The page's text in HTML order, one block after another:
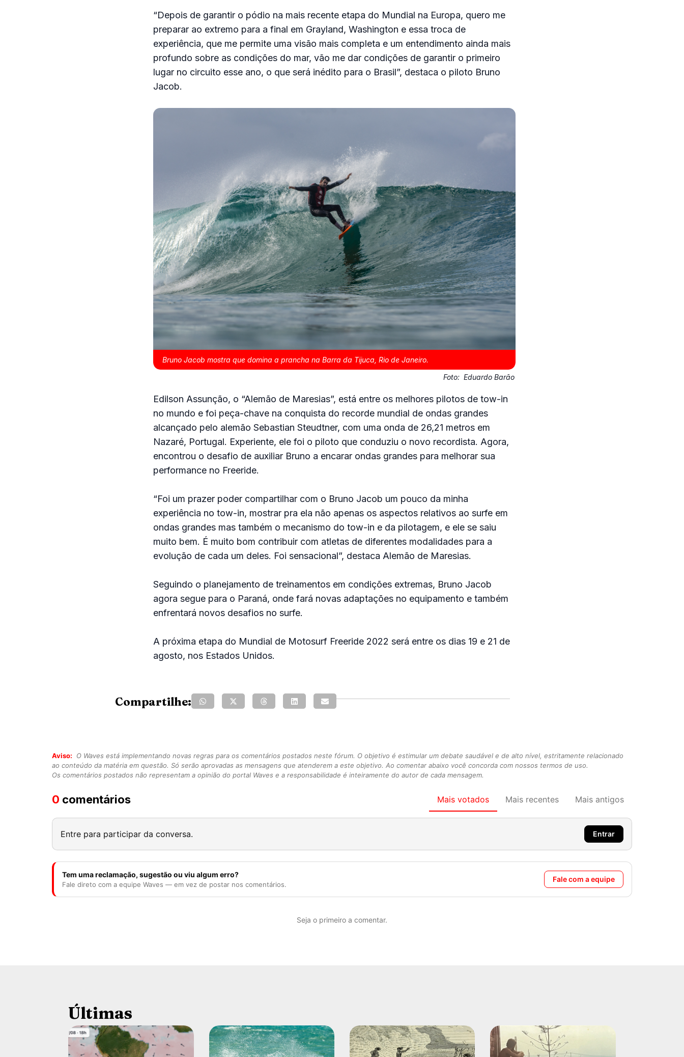
“Depois de garantir o pódio na mais recente etapa do Mundial na Europa, quero me
preparar ao extremo para a final em Grayland, Washington e essa troca de
experiência, que me permite uma visão mais completa e um entendimento ainda mais
profundo sobre as condições do mar, vão me dar condições de garantir o primeiro
lugar no circuito esse ano, o que será inédito para o Brasil”, destaca o piloto Bruno
Jacob.
Bruno Jacob mostra que domina a prancha na Barra da Tijuca, Rio de Janeiro.
Foto: Eduardo Barão
Edilson Assunção, o “Alemão de Maresias”, está entre os melhores pilotos de tow-in
no mundo e foi peça-chave na conquista do recorde mundial de ondas grandes
alcançado pelo alemão Sebastian Steudtner, com uma onda de 26,21 metros em
Nazaré, Portugal. Experiente, ele foi o piloto que conduziu o novo recordista. Agora,
encontrou o desafio de auxiliar Bruno a encarar ondas grandes para melhorar sua
performance no Freeride.
“Foi um prazer poder compartilhar com o Bruno Jacob um pouco da minha
experiência no tow-in, mostrar pra ela não apenas os aspectos relativos ao surfe em
ondas grandes mas também o mecanismo do tow-in e da pilotagem, e ele se saiu
muito bem. É muito bom contribuir com atletas de diferentes modalidades para a
evolução de cada um deles. Foi sensacional”, destaca Alemão de Maresias.
Seguindo o planejamento de treinamentos em condições extremas, Bruno Jacob
agora segue para o Paraná, onde fará novas adaptações no equipamento e também
enfrentará novos desafios no surfe.
A próxima etapa do Mundial de Motosurf Freeride 2022 será entre os dias 19 e 21 de
agosto, nos Estados Unidos.
Compartilhe:
Aviso:
O Waves está implementando novas regras para os comentários postados neste fórum. O objetivo é estimular um debate saudável e de alto nível, estritamente relacionado
ao conteúdo da matéria em questão. Só serão aprovadas as mensagens que atenderem a este objetivo. Ao comentar abaixo você concorda com nossos termos de uso.
Os comentários postados não representam a opinião do portal Waves e a responsabilidade é inteiramente do autor de cada mensagem.
0 comentários Mais votados Mais recentes Mais antigos
Entre para participar da conversa. Entrar
Tem uma reclamação, sugestão ou viu algum erro?
Fale direto com a equipe Waves — em vez de postar nos comentários.
Fale com a equipe
Seja o primeiro a comentar.
Últimas